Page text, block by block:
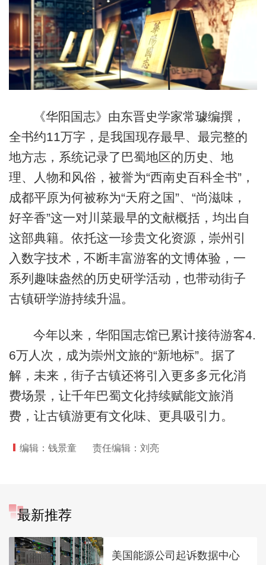
《华阳国志》由东晋史学家常璩编撰，
全书约11万字，是我国现存最早、最完整的
地方志，系统记录了巴蜀地区的历史、地
理、人物和风俗，被誉为“西南史百科全书”，
成都平原为何被称为“天府之国”、“尚滋味，
好辛香”这一对川菜最早的文献概括，均出自
这部典籍。依托这一珍贵文化资源，崇州引
入数字技术，不断丰富游客的文博体验，一
系列趣味盎然的历史研学活动，也带动街子
古镇研学游持续升温。
今年以来，华阳国志馆已累计接待游客4.
6万人次，成为崇州文旅的“新地标”。据了
解，未来，街子古镇还将引入更多多元化消
费场景，让千年巴蜀文化持续赋能文旅消
费，让古镇游更有文化味、更具吸引力。
编辑：钱景童 责任编辑：刘亮
最新推荐
美国能源公司起诉数据中心